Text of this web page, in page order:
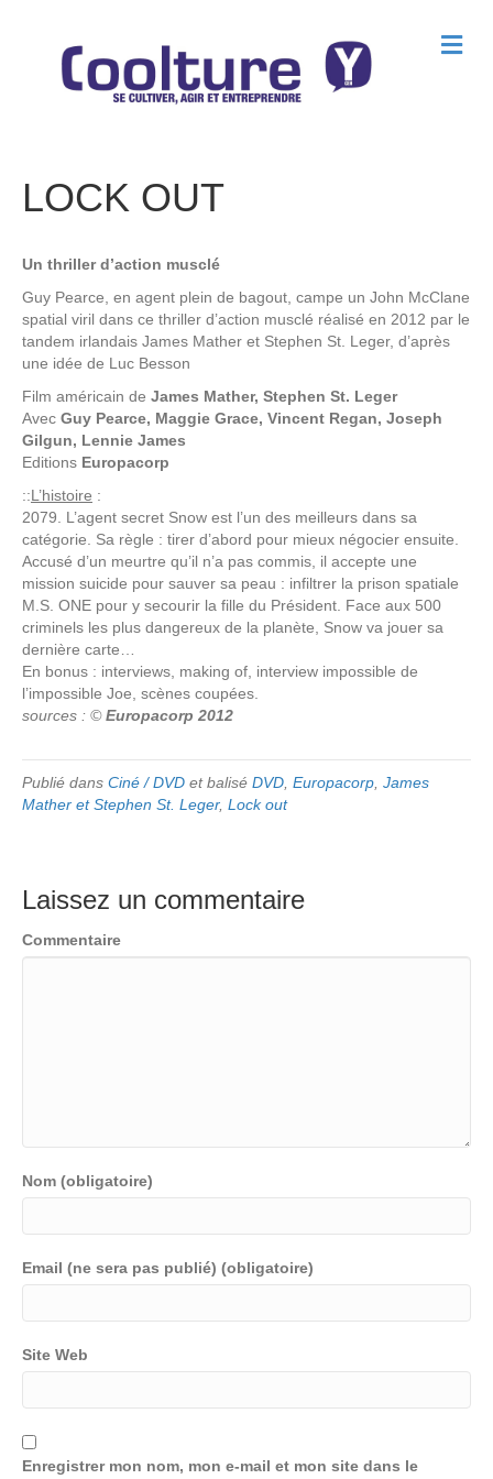
M
e
LOCK OUT
Un thriller d’action musclé
Guy Pearce, en agent plein de bagout, campe un John McClane
spatial viril dans ce thriller d’action musclé réalisé en 2012 par le
tandem irlandais James Mather et Stephen St. Leger, d’après
une idée de Luc Besson
Film américain de James Mather, Stephen St. Leger
Avec Guy Pearce, Maggie Grace, Vincent Regan, Joseph
Gilgun, Lennie James
Editions Europacorp
::L’histoire :
2079. L’agent secret Snow est l’un des meilleurs dans sa
catégorie. Sa règle : tirer d’abord pour mieux négocier ensuite.
Accusé d’un meurtre qu’il n’a pas commis, il accepte une
mission suicide pour sauver sa peau : infiltrer la prison spatiale
M.S. ONE pour y secourir la fille du Président. Face aux 500
criminels les plus dangereux de la planète, Snow va jouer sa
dernière carte…
En bonus : interviews, making of, interview impossible de
l’impossible Joe, scènes coupées.
sources : ©Europacorp 2012
Publié dans Ciné / DVD et balisé DVD Europacorp James
Mather et Stephen St. Leger, Lock out
Laissez un commentaire
Commentaire
Nom (obligatoire)
Email (ne sera pas publié) (obligatoire)
Site Web
Enregistrer mon nom, mon e-mail et mon site dans le